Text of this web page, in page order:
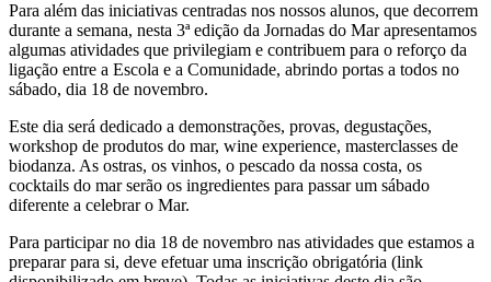
Para além das iniciativas centradas nos nossos alunos, que decorrem
durante a semana, nesta 3ª edição da Jornadas do Mar apresentamos
algumas atividades que privilegiam e contribuem para o reforço da
ligação entre a Escola e a Comunidade, abrindo portas a todos no
sábado, dia 18 de novembro.
Este dia será dedicado a demonstrações, provas, degustações,
workshop de produtos do mar, wine experience, masterclasses de
biodanza. As ostras, os vinhos, o pescado da nossa costa, os
cocktails do mar serão os ingredientes para passar um sábado
diferente a celebrar o Mar.
Para participar no dia 18 de novembro nas atividades que estamos a
preparar para si, deve efetuar uma inscrição obrigatória (link